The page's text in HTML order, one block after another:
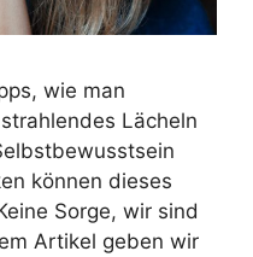
wie man
Lächeln
können dieses
Sorge, wir sind
Artikel geben wir